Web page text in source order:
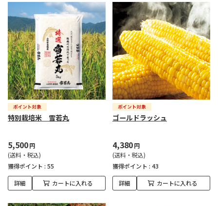
特別栽培米 雪若丸
5,500円
(送料・税込)
獲得ポイント : 55
詳細 カートに入れる
ゴールドラッシュ
4,380円
(送料・税込)
獲得ポイント : 43
詳細 カートに入れる